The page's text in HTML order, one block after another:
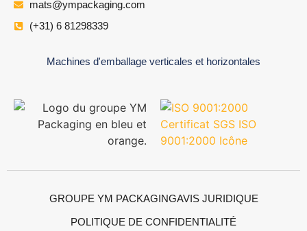
mats@ympackaging.com
(+31) 6 81298339
Machines d'emballage verticales et horizontales
GROUPE YM PACKAGINGAVIS JURIDIQUE
POLITIQUE DE CONFIDENTIALITÉ